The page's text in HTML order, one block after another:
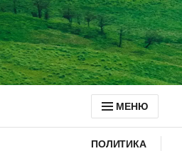
МЕНЮ
ПОЛИТИКА